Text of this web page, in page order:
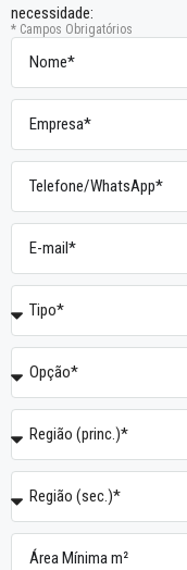
necessidade:
* Campos Obrigatórios